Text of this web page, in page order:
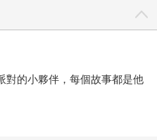
對的小夥伴，每個故事都是他